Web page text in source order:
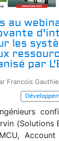
au
les
par
Francois
(Solutions